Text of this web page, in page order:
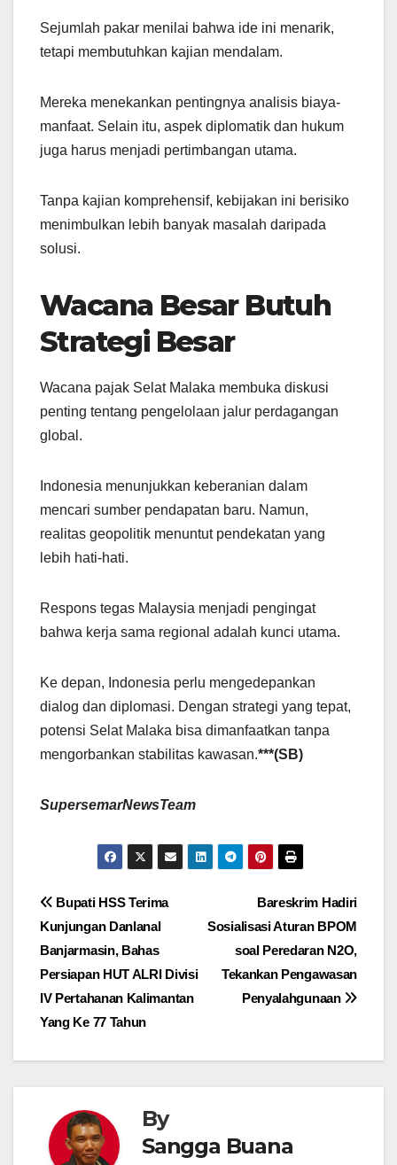
Sejumlah pakar menilai bahwa ide ini menarik,
tetapi membutuhkan kajian mendalam.
Mereka menekankan pentingnya analisis biaya-
manfaat. Selain itu, aspek diplomatik dan hukum
juga harus menjadi pertimbangan utama.
Tanpa kajian komprehensif, kebijakan ini berisiko
menimbulkan lebih banyak masalah daripada
solusi.
Wacana Besar Butuh
Strategi Besar
Wacana pajak Selat Malaka membuka diskusi
penting tentang pengelolaan jalur perdagangan
global.
Indonesia menunjukkan keberanian dalam
mencari sumber pendapatan baru. Namun,
realitas geopolitik menuntut pendekatan yang
lebih hati-hati.
Respons tegas Malaysia menjadi pengingat
bahwa kerja sama regional adalah kunci utama.
Ke depan, Indonesia perlu mengedepankan
dialog dan diplomasi. Dengan strategi yang tepat,
potensi Selat Malaka bisa dimanfaatkan tanpa
mengorbankan stabilitas kawasan.***(SB)
SupersemarNewsTeam
Navigasi
pos
Bareskrim Hadiri
Sosialisasi Aturan BPOM
soal Peredaran N2O,
Tekankan Pengawasan
Penyalahgunaan
Bupati HSS Terima
Kunjungan Danlanal
Banjarmasin, Bahas
Persiapan HUT ALRI Divisi
IV Pertahanan Kalimantan
Yang Ke 77 Tahun
By
Sangga Buana